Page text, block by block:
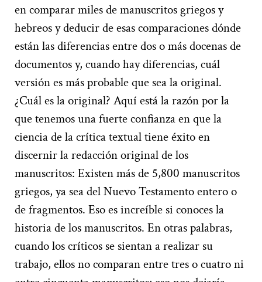
en comparar miles de manuscritos griegos y
hebreos y deducir de esas comparaciones dónde
están las diferencias entre dos o más docenas de
documentos y, cuando hay diferencias, cuál
versión es más probable que sea la original.
¿Cuál es la original? Aquí está la razón por la
que tenemos una fuerte confianza en que la
ciencia de la crítica textual tiene éxito en
discernir la redacción original de los
manuscritos: Existen más de 5,800 manuscritos
griegos, ya sea del Nuevo Testamento entero o
de fragmentos. Eso es increíble si conoces la
historia de los manuscritos. En otras palabras,
cuando los críticos se sientan a realizar su
trabajo, ellos no comparan entre tres o cuatro ni